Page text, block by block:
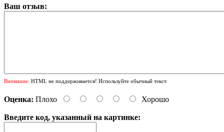
Ваш отзыв:
Внимание: HTML не поддерживается! Используйте обычный текст.
Оценка: Плохо Хорошо
Введите код, указанный на картинке: